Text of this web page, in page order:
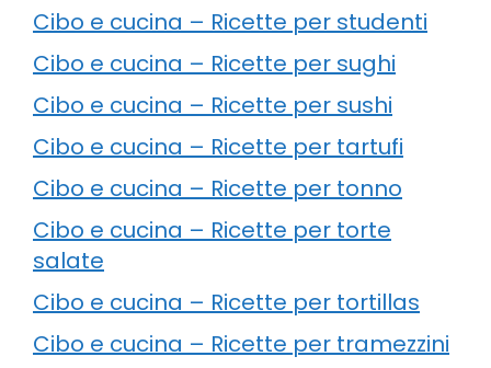
Cibo e cucina – Ricette per studenti
Cibo e cucina – Ricette per sughi
Cibo e cucina – Ricette per sushi
Cibo e cucina – Ricette per tartufi
Cibo e cucina – Ricette per tonno
Cibo e cucina – Ricette per torte
salate
Cibo e cucina – Ricette per tortillas
Cibo e cucina – Ricette per tramezzini